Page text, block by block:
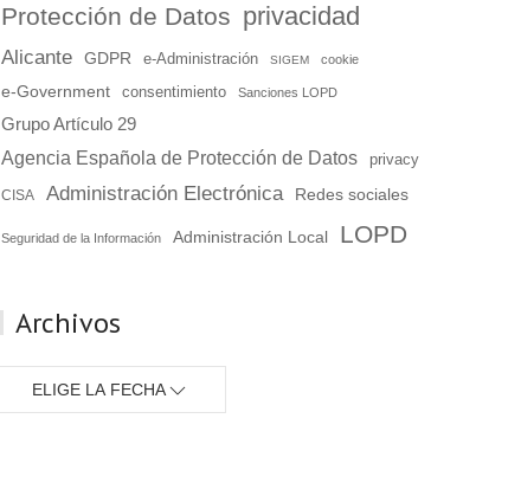
Protección de Datos privacidad
Alicante GDPR e-Administración SIGEM cookie
e-Government consentimiento Sanciones LOPD
Grupo Artículo 29
Agencia Española de Protección de Datos
privacy
CISA Administración Electrónica Redes sociales
Seguridad de la Información Administración Local LOPD
Archivos
ELIGE LA FECHA